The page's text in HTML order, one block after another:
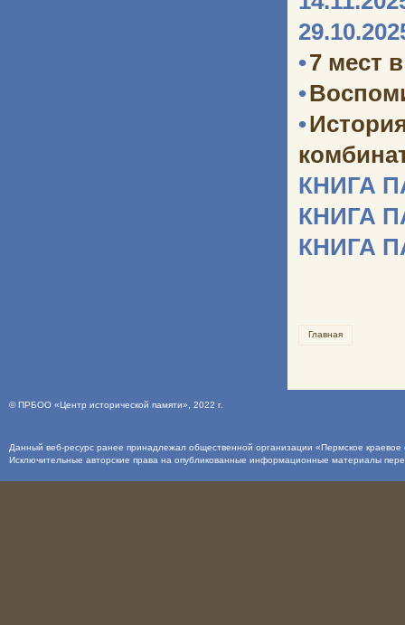
•7 мест
•
•
КНИГА
КНИГА
КНИГА
Главная
©ПРБОО «Центр исторической памяти» , 2022 г.
Данный веб-ресурс ранее принадлежал общественной организации «Пермское
Исключительные авторские права на опубликованные информационные материалы